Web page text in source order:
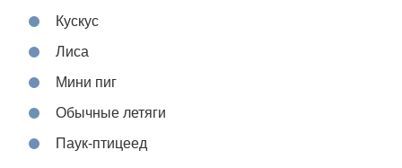
Кускус
Лиса
Мини пиг
Обычные летяги
Паук-птицеед